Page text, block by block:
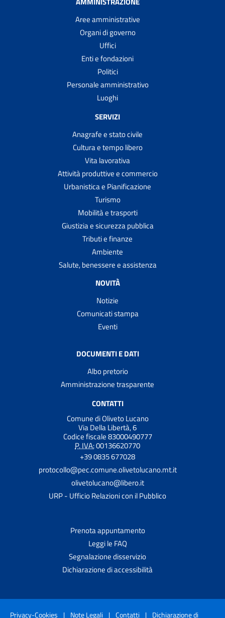
Aree amministrative
Organi di governo
Uffici
Enti e fondazioni
Politici
Personale amministrativo
Luoghi
SERVIZI
Anagrafe e stato civile
Cultura e tempo libero
Vita lavorativa
Attività produttive e commercio
Urbanistica e Pianificazione
Turismo
Mobilità e trasporti
Giustizia e sicurezza pubblica
Tributi e finanze
Ambiente
Salute, benessere e assistenza
NOVITÀ
Notizie
Comunicati stampa
Eventi
DOCUMENTI E DATI
Albo pretorio
Amministrazione trasparente
CONTATTI
Comune di Oliveto Lucano
Via Della Libertà, 6
Codice fiscale 83000490777
P. IVA:00136620770
+39 0835 677028
protocollo@pec.comune.olivetolucano.mt.it
olivetolucano@libero.it
URP - Ufficio Relazioni con il Pubblico
Prenota appuntamento
Leggi le FAQ
Segnalazione disservizio
Dichiarazione di accessibilità
Privacy-Cookies | Note Legali | Contatti | Dichiarazione di